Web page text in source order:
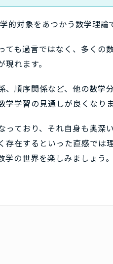
対象をあつかう数学理論で
も過言ではなく、多くの
れます。
順序関係など、他の数学
学習の見通しが良くなりま
ており、それ自身も奥深
在するといった直感では
の世界を楽しみましょう。